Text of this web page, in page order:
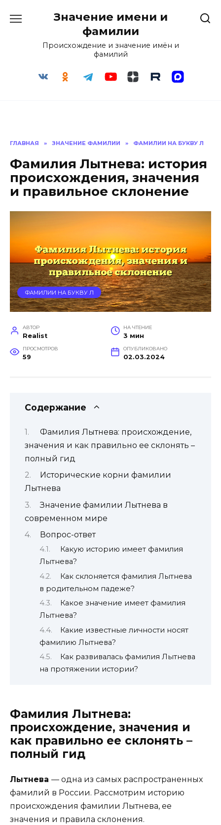
Значение имени и
фамилии
Происхождение и значение имён и
фамилий
ГЛАВНАЯ » ЗНАЧЕНИЕ ФАМИЛИИ » ФАМИЛИИ НА БУКВУ Л
Фамилия Лытнева: история
происхождения, значения
и правильное склонение
ФАМИЛИИ НА БУКВУ Л
АВТОР
Realist
НА ЧТЕНИЕ
3 мин
ПРОСМОТРОВ
59
ОПУБЛИКОВАНО
02.03.2024
Содержание
Фамилия Лытнева: происхождение,
значения и как правильно ее склонять –
полный гид
Исторические корни фамилии
Лытнева
Значение фамилии Лытнева в
современном мире
Вопрос-ответ
Какую историю имеет фамилия
Лытнева?
Как склоняется фамилия Лытнева
в родительном падеже?
Какое значение имеет фамилия
Лытнева?
Какие известные личности носят
фамилию Лытнева?
Как развивалась фамилия Лытнева
на протяжении истории?
Фамилия Лытнева:
происхождение, значения и
как правильно ее склонять –
полный гид
Лытнева — одна из самых распространенных
фамилий в России. Рассмотрим историю
происхождения фамилии Лытнева, ее
значения и правила склонения.